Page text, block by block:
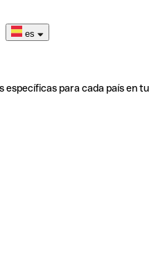
es
específicas para cada país en tu